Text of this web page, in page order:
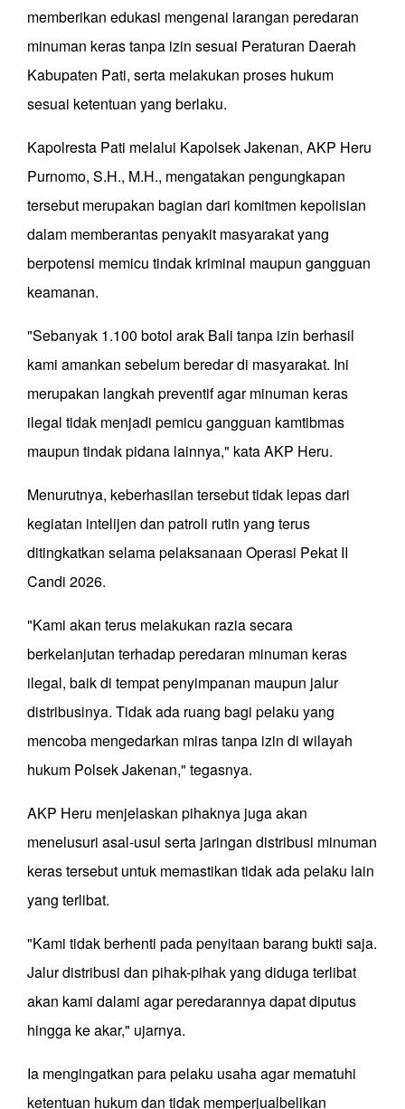
memberikan edukasi mengenai larangan peredaran
minuman keras tanpa izin sesuai Peraturan Daerah
Kabupaten Pati, serta melakukan proses hukum
sesuai ketentuan yang berlaku.
Kapolresta Pati melalui Kapolsek Jakenan, AKP Heru
Purnomo, S.H., M.H., mengatakan pengungkapan
tersebut merupakan bagian dari komitmen kepolisian
dalam memberantas penyakit masyarakat yang
berpotensi memicu tindak kriminal maupun gangguan
keamanan.
"Sebanyak 1.100 botol arak Bali tanpa izin berhasil
kami amankan sebelum beredar di masyarakat. Ini
merupakan langkah preventif agar minuman keras
ilegal tidak menjadi pemicu gangguan kamtibmas
maupun tindak pidana lainnya," kata AKP Heru.
Menurutnya, keberhasilan tersebut tidak lepas dari
kegiatan intelijen dan patroli rutin yang terus
ditingkatkan selama pelaksanaan Operasi Pekat II
Candi 2026.
"Kami akan terus melakukan razia secara
berkelanjutan terhadap peredaran minuman keras
ilegal, baik di tempat penyimpanan maupun jalur
distribusinya. Tidak ada ruang bagi pelaku yang
mencoba mengedarkan miras tanpa izin di wilayah
hukum Polsek Jakenan," tegasnya.
AKP Heru menjelaskan pihaknya juga akan
menelusuri asal-usul serta jaringan distribusi minuman
keras tersebut untuk memastikan tidak ada pelaku lain
yang terlibat.
"Kami tidak berhenti pada penyitaan barang bukti saja.
Jalur distribusi dan pihak-pihak yang diduga terlibat
akan kami dalami agar peredarannya dapat diputus
hingga ke akar," ujarnya.
Ia mengingatkan para pelaku usaha agar mematuhi
ketentuan hukum dan tidak memperjualbelikan